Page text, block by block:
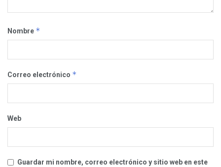
Nombre *
Correo electrónico *
Web
Guardar mi nombre, correo electrónico y sitio web en este